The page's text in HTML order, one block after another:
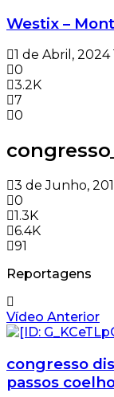
Westix –
1 de Abril, 2024
0
3.2K
7
0
3 de Junho,
0
1.3K
6.4K
91
Reportagens
Vídeo Anterior
congresso
passos